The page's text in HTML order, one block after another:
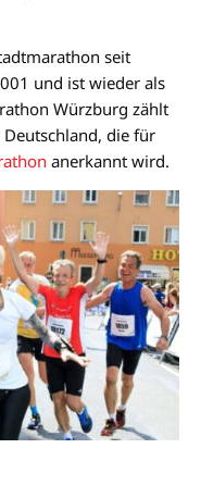
seit
und ist wieder als
Würzburg zählt
die für
anerkannt wird.